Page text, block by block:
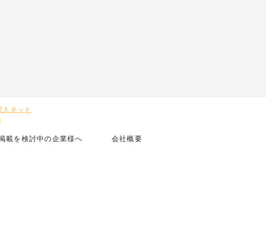
ネット
載を検討中の企業様へ 会社概要